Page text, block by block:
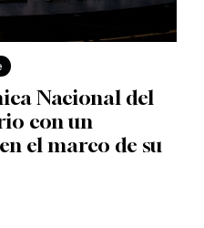
Nacional del
con un
el marco de su